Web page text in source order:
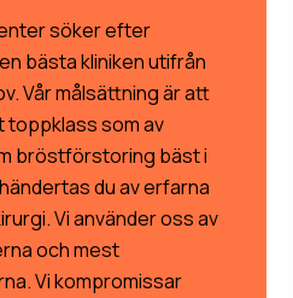
söker efter
bästa kliniken utifrån
Vår målsättning är att
toppklass som av
bröstförstoring bäst i
du av erfarna
Vi använder oss av
och mest
Vi kompromissar